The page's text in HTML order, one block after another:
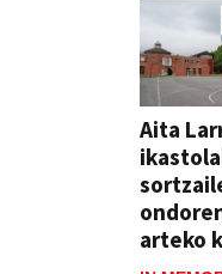
Aita
arteko